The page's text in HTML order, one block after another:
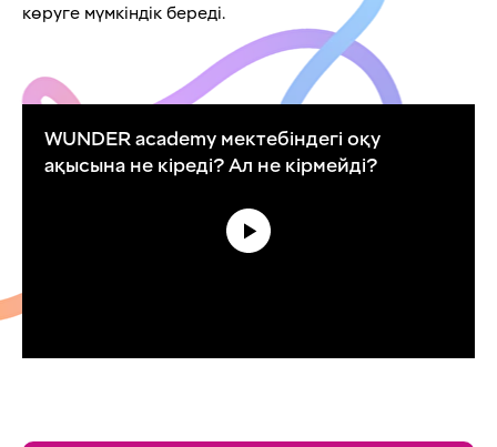
көруге мүмкіндік береді.
WUNDER academy мектебіндегі оқу
ақысына не кіреді? Ал не кірмейді?